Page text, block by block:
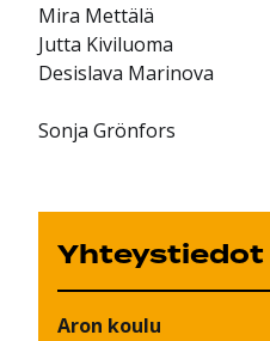
Mira Mettälä
Jutta Kiviluoma
Desislava Marinova
Sonja Grönfors
Yhteystiedot
Aron koulu